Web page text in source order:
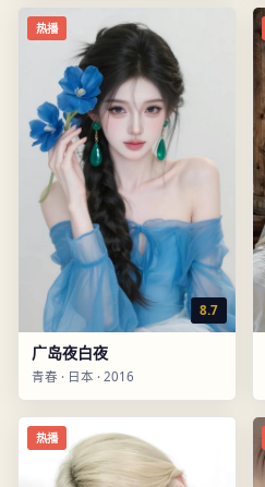
热播
8.7
广岛夜白夜
青春 · 日本 · 2016
热播